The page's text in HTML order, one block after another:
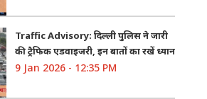
Traffic Advisory: दिल्ली पुलिस ने जारी
की ट्रैफिक एडवाइजरी, इन बातों का रखें ध्यान
9 Jan 2026 - 12:35 PM